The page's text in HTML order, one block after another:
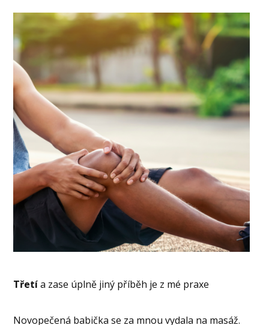
Třetía zase úplně jiný příběh je z mé praxe
Novopečená babička se za mnou vydala na masáž.